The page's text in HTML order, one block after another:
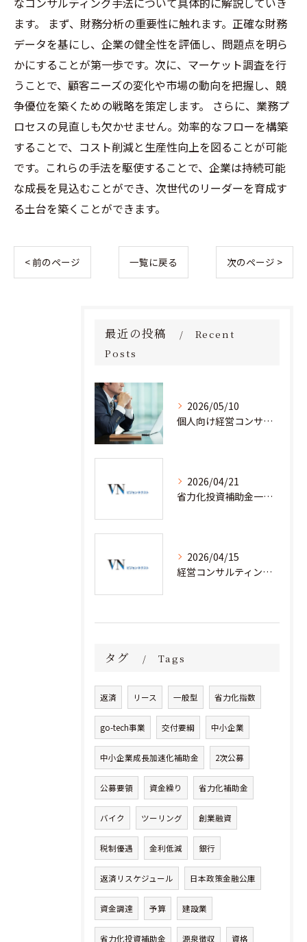
ます。 まず、財務分析の重要性に触れます。正確な財務
データを基にし、企業の健全性を評価し、問題点を明ら
かにすることが第一歩です。次に、マーケット調査を行
うことで、顧客ニーズの変化や市場の動向を把握し、競
争優位を築くための戦略を策定します。 さらに、業務プ
ロセスの見直しも欠かせません。効率的なフローを構築
することで、コスト削減と生産性向上を図ることが可能
です。これらの手法を駆使することで、企業は持続可能
な成長を見込むことができ、次世代のリーダーを育成す
る土台を築くことができます。
< 前のページ 一覧に戻る 次のページ >
最近の投稿
Recent
Posts
2026/05/10
個人向け経営コンサルタント料金の全貌を徹底解説
2026/04/21
省力化投資補助金一般型を経営コンサルティングと安心して活用するための実践ノウハウ
2026/04/15
経営コンサルティングと省力化補助金で人手不足企業が成果を出す実践事例集
タグ Tags
返済 リース 一般型 省力化指数
go-tech事業 交付要綱 中小企業
中小企業成長加速化補助金 2次公募
公募要領 資金繰り 省力化補助金
バイク ツーリング 創業融資
税制優遇 金利低減 銀行
返済リスケジュール 日本政策金融公庫
資金調達 予算 建設業
省力化投資補助金 源泉徴収 資格